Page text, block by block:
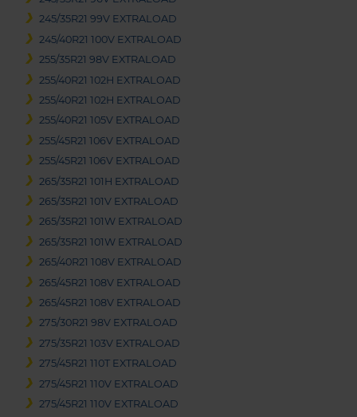
245/35R21 99V EXTRALOAD
245/40R21 100V EXTRALOAD
255/35R21 98V EXTRALOAD
255/40R21 102H EXTRALOAD
255/40R21 102H EXTRALOAD
255/40R21 105V EXTRALOAD
255/45R21 106V EXTRALOAD
255/45R21 106V EXTRALOAD
265/35R21 101H EXTRALOAD
265/35R21 101V EXTRALOAD
265/35R21 101W EXTRALOAD
265/35R21 101W EXTRALOAD
265/40R21 108V EXTRALOAD
265/45R21 108V EXTRALOAD
265/45R21 108V EXTRALOAD
275/30R21 98V EXTRALOAD
275/35R21 103V EXTRALOAD
275/45R21 110T EXTRALOAD
275/45R21 110V EXTRALOAD
275/45R21 110V EXTRALOAD